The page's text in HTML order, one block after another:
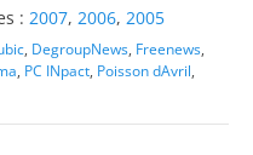
: 2007, 2006, 2005
, DegroupNews, Freenews,
, PC INpact, Poisson dAvril,